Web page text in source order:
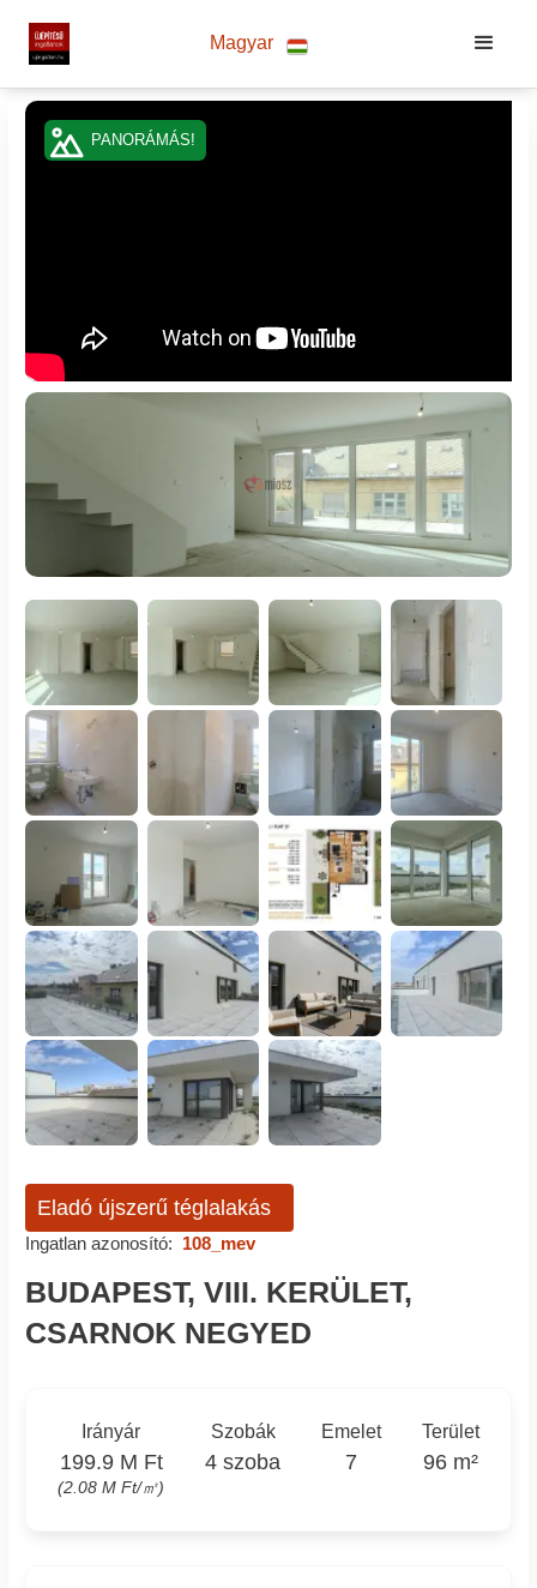
Magyar
PANORÁMÁS!
Eladó újszerű téglalakás
Ingatlan azonosító: 108_mev
BUDAPEST, VIII. KERÜLET,
CSARNOK NEGYED
Irányár
199.9 M Ft
(2.08 M Ft/㎡)
Szobák
4 szoba
Emelet
7
Terület
96 m²